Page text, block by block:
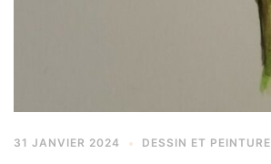
31 JANVIER 2024 DESSIN ET PEINTURE